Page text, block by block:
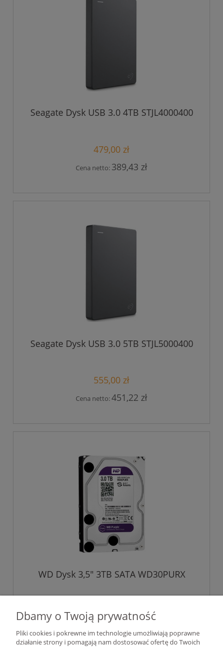
Seagate Dysk USB 3.0 4TB STJL4000400
479,00 zł
Cena netto: 389,43 zł
Seagate Dysk USB 3.0 5TB STJL5000400
555,00 zł
Cena netto:451,22 zł
WD Dysk 3,5" 3TB SATA WD30PURX
488,00 zł
Cena netto: 396,75 zł
Dbamy o Twoją prywatność
Pliki cookies i pokrewne im technologie umożliwiają poprawne
działanie strony i pomagają nam dostosować ofertę do Twoich